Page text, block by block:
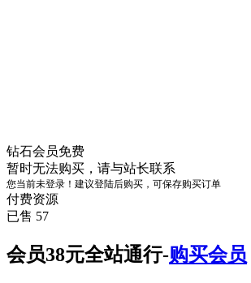
钻石会员免费
暂时无法购买，请与站长联系
您当前未登录！建议登陆后购买，可保存购买订单
付费资源
已售 57
会员38元全站通行-购买会员